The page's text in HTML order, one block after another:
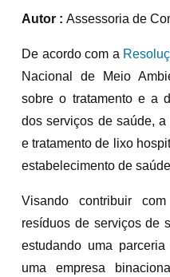
Autor : Assessoria de
De acordo com a
Nacional de Meio
sobre o tratamento e a
dos serviços de saúde,
e tratamento de lixo
estabelecimento de
Visando contribuir
resíduos de serviços de
estudando uma
uma empresa